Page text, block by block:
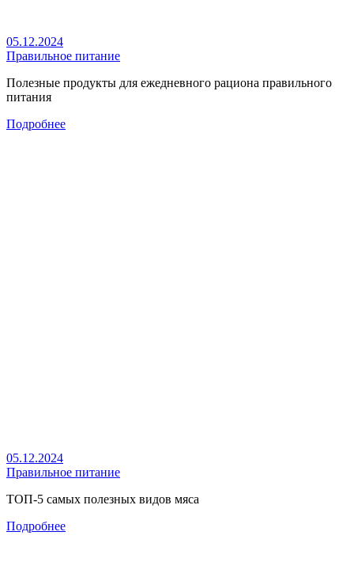
05.12.2024
Правильное питание
Полезные продукты для ежедневного рациона правильного
питания
Подробнее
05.12.2024
Правильное питание
ТОП-5 самых полезных видов мяса
Подробнее